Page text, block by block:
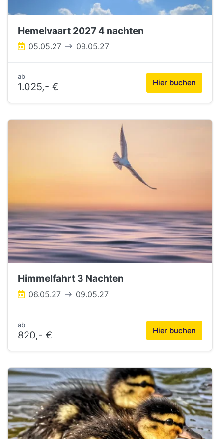
Hemelvaart 2027 4 nachten
05.05.27 09.05.27
ab
1.025,- € Hier buchen
Himmelfahrt 3 Nachten
06.05.27 09.05.27
ab
820,- € Hier buchen